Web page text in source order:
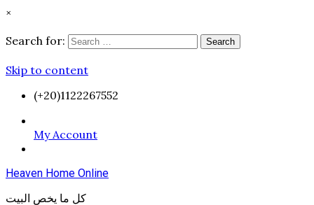
×
Search for:
Search
Skip to content
(+20)1122267552
My Account
Heaven Home Online
كل ما يخص البيت